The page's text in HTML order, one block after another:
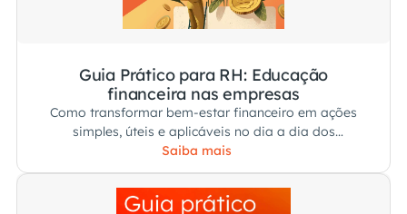
Guia Prático para RH: Educação
financeira nas empresas
Como transformar bem-estar financeiro em ações
simples, úteis e aplicáveis no dia a dia dos
colaboradores.
Saiba mais